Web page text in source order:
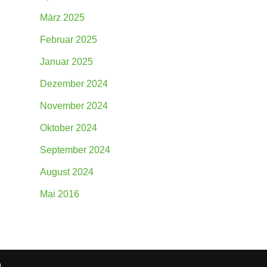
März 2025
Februar 2025
Januar 2025
Dezember 2024
November 2024
Oktober 2024
September 2024
August 2024
Mai 2016